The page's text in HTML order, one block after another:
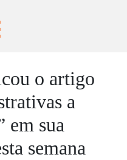
o artigo
a
em sua
semana